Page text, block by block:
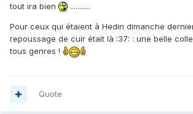
tout ira bien
...........
Pour ceux qui étaient à Hedin dimanche
repoussage de cuir était là :37: : une belle
tous genres !
Quote